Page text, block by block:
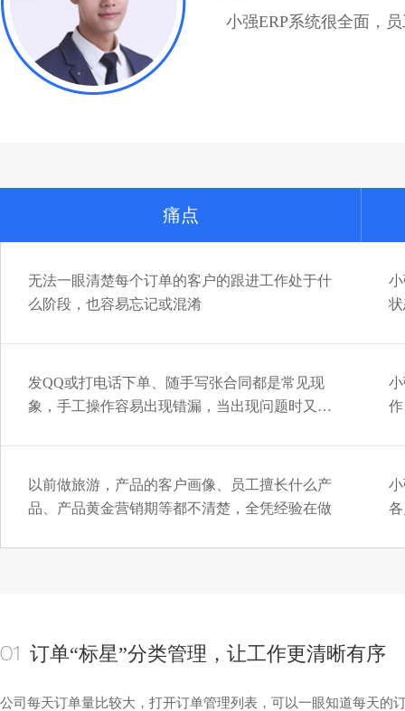
小强ERP系统很全面，
痛点
无法一眼清楚每个订单的客户的跟进工作处于什
么阶段，也容易忘记或混淆
发QQ或打电话下单、随手写张合同都是常见现
象，手工操作容易出现错漏，当出现问题时又无
以前做旅游，产品的客户画像、员工擅长什么产
品、产品黄金营销期等都不清楚，全凭经验在做
01 订单“标星”分类管理，让工作更清晰有序
公司每天订单量比较大，打开订单管理列表，可以一眼知道每天